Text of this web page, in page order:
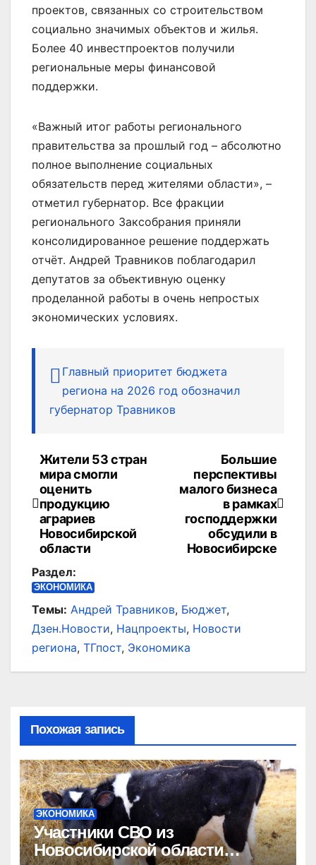
проектов, связанных со строительством
социально значимых объектов и жилья.
Более 40 инвестпроектов получили
региональные меры финансовой
поддержки.
«Важный итог работы регионального
правительства за прошлый год – абсолютно
полное выполнение социальных
обязательств перед жителями области», –
отметил губернатор. Все фракции
регионального Заксобрания приняли
консолидированное решение поддержать
отчёт. Андрей Травников поблагодарил
депутатов за объективную оценку
проделанной работы в очень непростых
экономических условиях.
Главный приоритет бюджета
региона на 2026 год обозначил
губернатор Травников
Навигация
по
записям
Большие
перспективы
малого бизнеса
в рамках
господдержки
обсудили в
Новосибирске
Жители 53 стран
мира смогли
оценить
продукцию
аграриев
Новосибирской
области
Раздел:
ЭКОНОМИКА
Темы: Андрей Травников, Бюджет,
Дзен.Новости, Нацпроекты, Новости
региона, ТГпост, Экономика
Похожая запись
ЭКОНОМИКА
Участники СВО из
Новосибирской области